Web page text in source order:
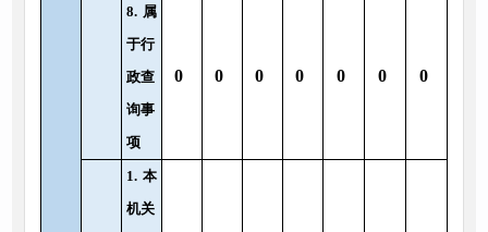
8. 属
于行
政查
询事
项
0 0 0 0 0 0 0
1. 本
机关